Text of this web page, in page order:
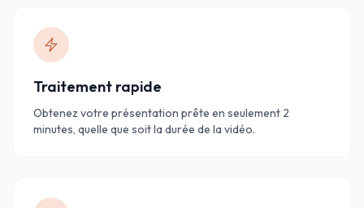
Traitement rapide
Obtenez votre présentation prête en seulement 2
minutes, quelle que soit la durée de la vidéo.